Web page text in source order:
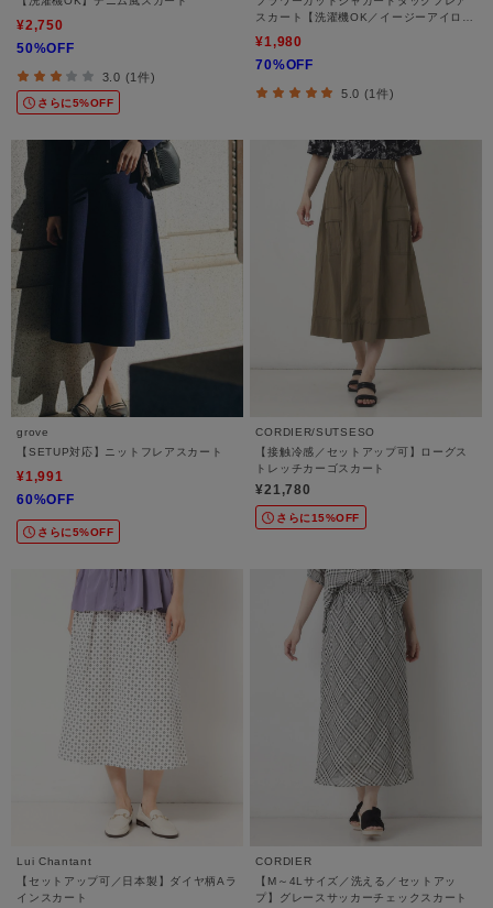
¥2,750
50%OFF
3.0 (1件)
さらに5%OFF
スカート【洗濯機OK／イージーアイロ
¥1,980
70%OFF
5.0 (1件)
grove
【SETUP対応】ニットフレアスカート
¥1,991
60%OFF
さらに5%OFF
CORDIER/SUTSESO
【接触冷感／セットアップ可】ローグス
トレッチカーゴスカート
¥21,780
さらに15%OFF
Lui Chantant
【セットアップ可／日本製】ダイヤ柄Aラ
インスカート
CORDIER
【M～4Lサイズ／洗える／セットアッ
プ】グレースサッカーチェックスカート